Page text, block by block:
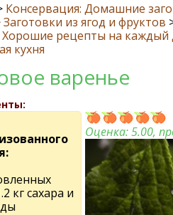
Консервация: Домашние
Заготовки из ягод и фруктов
Хорошие рецепты на каждый
кухня
варенье
кг сахара и
Оценка:5.00,